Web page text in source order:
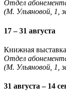
Отдел
(М. Ульяновой, 1,
17 – 31 августа
Книжная
Отдел
(М. Ульяновой, 1,
31 августа – 14